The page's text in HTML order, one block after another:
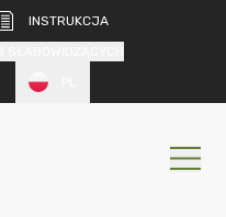
INSTRUKCJA